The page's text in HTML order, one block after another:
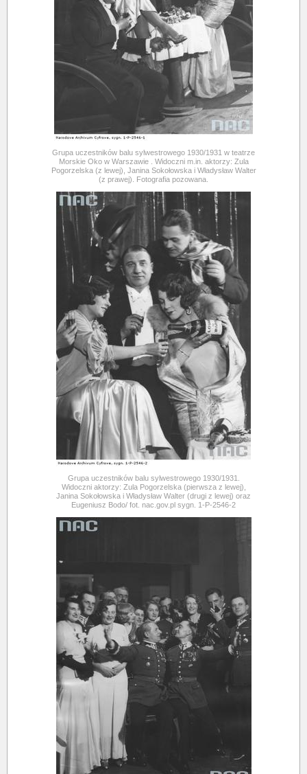
Grupa uczestników balu sylwestrowego 1930/1931 w teatrze
Morskie Oko w Warszawie . Widoczni m.in. aktorzy: Zula
Pogorzelska (z lewej), Janina Sokołowska i Władysław Walter
(z prawej). Fotografia pozowana.
Grupa uczestników balu sylwestrowego 1930/1931.
Widoczni aktorzy: Zula Pogorzelska (pierwsza z lewej),
Janina Sokołowska i Władysław Walter (drugi z lewej) oraz
Eugeniusz Bodo/ fot. nac.gov.pl sygn. 1-P-2546-2